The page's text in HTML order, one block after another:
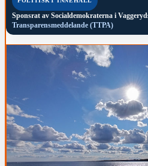
Sponsrat av Socialdemokraterna i
Transparensmeddelande (TTPA)